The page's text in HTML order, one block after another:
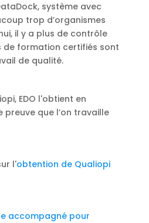
système avec
trop d’organismes
il y a plus de contrôle
de formation certifiés sont
de qualité.
EDO l'obtient en
preuve que l’on travaille
l'obtention de Qualiopi
accompagné pour